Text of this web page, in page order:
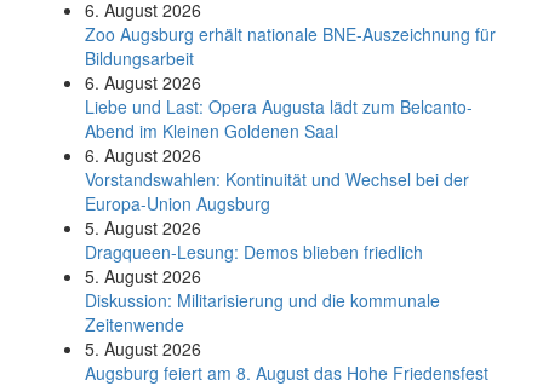
6. August 2026
Zoo Augsburg erhält nationale BNE-Auszeichnung für
Bildungsarbeit
6. August 2026
Liebe und Last: Opera Augusta lädt zum Belcanto-
Abend im Kleinen Goldenen Saal
6. August 2026
Vorstandswahlen: Kontinuität und Wechsel bei der
Europa-Union Augsburg
5. August 2026
Dragqueen-Lesung: Demos blieben friedlich
5. August 2026
Diskussion: Mi­li­ta­ri­sie­rung und die kommunale
Zeitenwende
5. August 2026
Augsburg feiert am 8. August das Hohe Friedensfest